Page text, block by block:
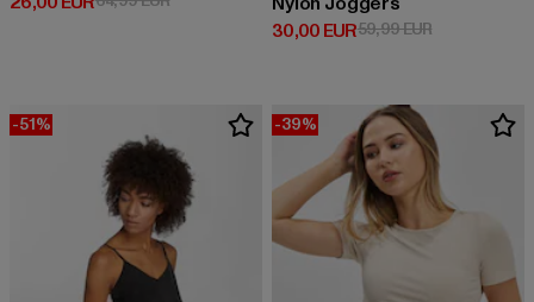
30,00 EUR
Derzeitiger Preis: 30,00 EUR
59,99 EURAktionspreis:
-51% -39%